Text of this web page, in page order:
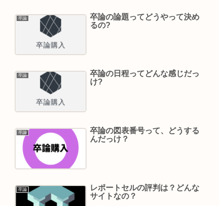
卒論
卒論の論題ってどうやって決め
るの?
卒論
卒論の日程ってどんな感じだっ
け?
卒論
卒論の図表番号って、どうする
んだっけ？
卒論
レポートセルの評判は？どんな
サイトなの？